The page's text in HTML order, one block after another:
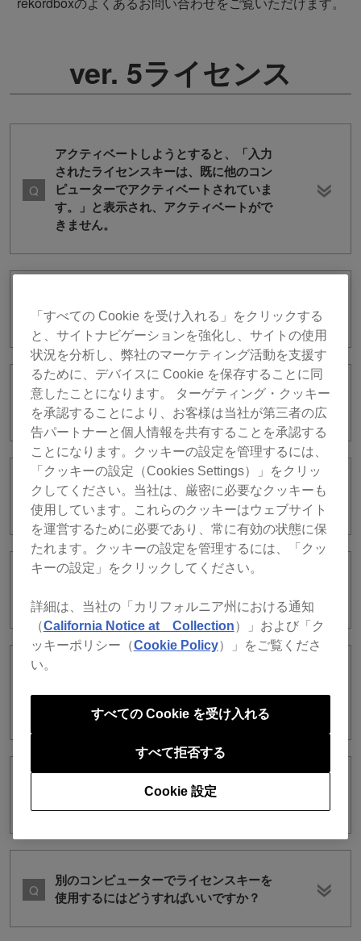
ver. 5ライセンス
アクティベートしようとすると、「入力
されたライセンスキーは、既に他のコン
ピューターでアクティベートされていま
す。」と表示され、アクティベートがで
きません。
わかりません。
ライセンスキーはどこに書いてあります
か？
ライセンスキーはどのような場合に必要
になりますか？
確認する方法はありますか？
ライセンスを他のコンピューターに移せ
ますか？
DDJ-200を購入しました。rekordbox dj
ライセンスキーは必要ですか？
別のコンピューターでライセンスキーを
使用するにはどうすればいいですか？
「すべての Cookie を受け入れる」をクリックする
と、サイトナビゲーションを強化し、サイトの使用
状況を分析し、弊社のマーケティング活動を支援す
るために、デバイスに Cookie を保存することに同
意したことになります。 ターゲティング・クッキー
を承認することにより、お客様は当社が第三者の広
告パートナーと個人情報を共有することを承認する
ことになります。クッキーの設定を管理するには、
「クッキーの設定（Cookies Settings）」をクリッ
クしてください。当社は、厳密に必要なクッキーも
使用しています。これらのクッキーはウェブサイト
を運営するために必要であり、常に有効の状態に保
たれます。クッキーの設定を管理するには、「クッ
キーの設定」をクリックしてください。
詳細は、当社の「カリフォルニア州における通知
（California Notice at Collection）」および「ク
ッキーポリシー（Cookie Policy）」をご覧くださ
い。
Cookie 設定
すべて拒否する
すべての Cookie を受け入れる